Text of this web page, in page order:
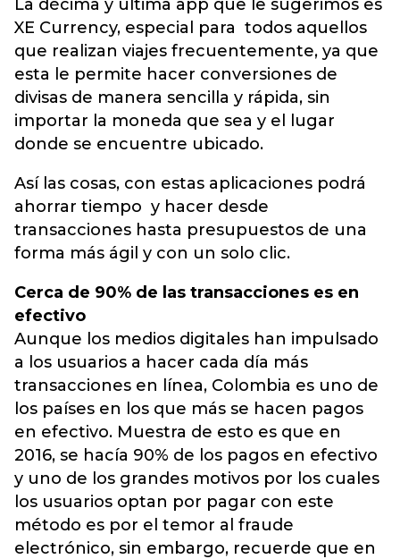
La décima y última app que le sugerimos es
XE Currency, especial para todos aquellos
que realizan viajes frecuentemente, ya que
esta le permite hacer conversiones de
divisas de manera sencilla y rápida, sin
importar la moneda que sea y el lugar
donde se encuentre ubicado.
Así las cosas, con estas aplicaciones podrá
ahorrar tiempo y hacer desde
transacciones hasta presupuestos de una
forma más ágil y con un solo clic.
Cerca de 90% de las transacciones es en
efectivo
Aunque los medios digitales han impulsado
a los usuarios a hacer cada día más
transacciones en línea, Colombia es uno de
los países en los que más se hacen pagos
en efectivo. Muestra de esto es que en
2016, se hacía 90% de los pagos en efectivo
y uno de los grandes motivos por los cuales
los usuarios optan por pagar con este
método es por el temor al fraude
electrónico, sin embargo, recuerde que en